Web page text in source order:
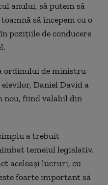
anului, să putem să
să începem cu o
poziţiile de conducere
ordinului de ministru
Daniel David a
nou, fiind valabil din
a trebuit
temeiul legislativ.
aceleaşi lucruri, cu
foarte important să